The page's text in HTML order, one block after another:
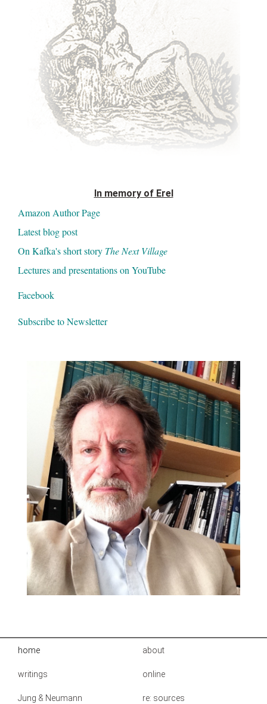
In memory of Erel
Amazon Author Page
Latest blog post
On Kafka's short story The Next Village
Lectures and presentations on YouTube
Facebook
Subscribe to Newsletter
home about
writings online
Jung & Neumann re: sources